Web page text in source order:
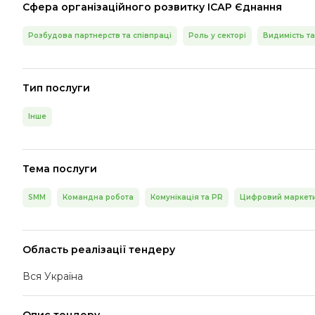
Сфера організаційного розвитку ІСАР Єднання
Розбудова партнерств та співпраці Роль у секторі Видимість та
Тип послуги
Інше
Тема послуги
SMM Командна робота Комунікація та PR Цифровий
Область реалізації тендеру
Вся Україна